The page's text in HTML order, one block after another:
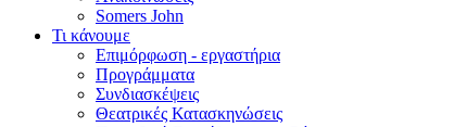
Somers John
Τι κάνουμε
Επιμόρφωση - εργαστήρια
Προγράμματα
Συνδιασκέψεις
Θεατρικές Κατασκηνώσεις